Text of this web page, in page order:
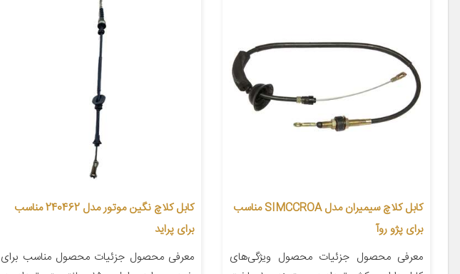
کابل کلاچ سیمیران مدل SIMCCROA مناسب
برای پژو روآ
معرفی محصول جزئیات محصول ویژگی‌های
کابل کلاچ نگین موتور مدل 240462 مناسب
برای پراید
معرفی محصول جزئیات محصول مناسب برای